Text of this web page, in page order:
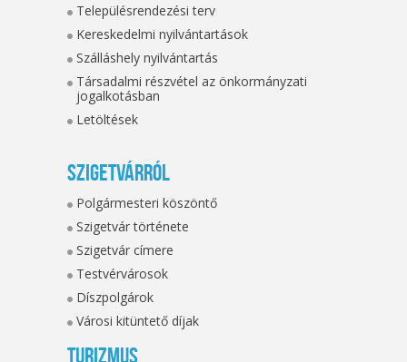
Településrendezési terv
Kereskedelmi nyilvántartások
Szálláshely nyilvántartás
Társadalmi részvétel az önkormányzati
jogalkotásban
Letöltések
Szigetvárról
Polgármesteri köszöntő
Szigetvár története
Szigetvár címere
Testvérvárosok
Díszpolgárok
Városi kitüntető díjak
Turizmus